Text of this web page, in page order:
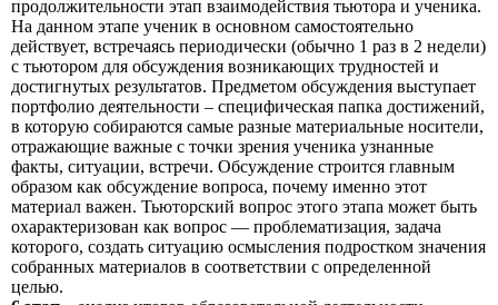
продолжительности этап взаимодействия тьютора и ученика.
На данном этапе ученик в основном самостоятельно
действует, встречаясь периодически (обычно 1 раз в 2 недели)
с тьютором для обсуждения возникающих трудностей и
достигнутых результатов. Предметом обсуждения выступает
портфолио деятельности – специфическая папка достижений,
в которую собираются самые разные материальные носители,
отражающие важные с точки зрения ученика узнанные
факты, ситуации, встречи. Обсуждение строится главным
образом как обсуждение вопроса, почему именно этот
материал важен. Тьюторский вопрос этого этапа может быть
охарактеризован как вопрос — проблематизация, задача
которого, создать ситуацию осмысления подростком значения
собранных материалов в соответствии с определенной
целью.